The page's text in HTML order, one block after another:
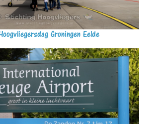
Groningen Eelde